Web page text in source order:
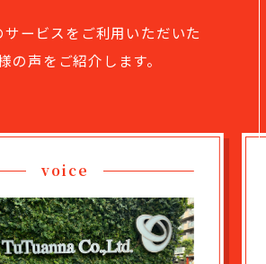
ービスをご利用いただいた
の声をご紹介します。
voice